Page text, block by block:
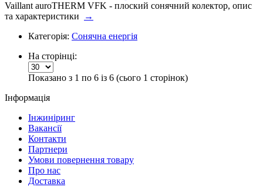
Vaillant auroTHERM VFK - плоский сонячний колектор, опис
та характеристики
→
Категорія: Сонячна енергія
На сторінці:
Показано з 1 по 6 із 6 (сього 1 сторінок)
Інформація
Інжиніринг
Вакансії
Контакти
Партнери
Умови повернення товару
Про нас
Доставка